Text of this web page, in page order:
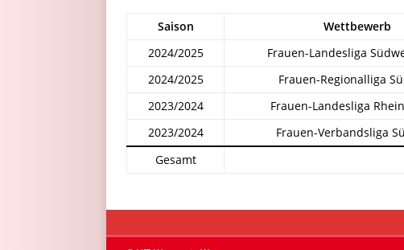
Saison Wettbewerb
2024/2025
Frauen-Landesliga
2024/2025
Frauen-Regionalliga
2023/2024
Frauen-Landesliga
2023/2024
Frauen-Verbandsliga
Gesamt